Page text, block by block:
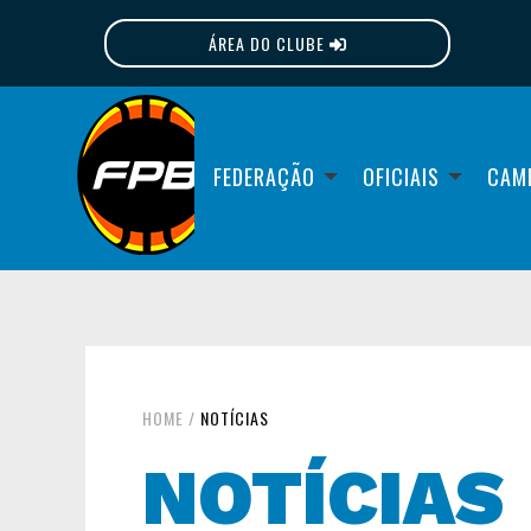
ÁREA DO CLUBE
FEDERAÇÃO OFICIAIS
HOME / NOTÍCIAS
NOTÍCIAS